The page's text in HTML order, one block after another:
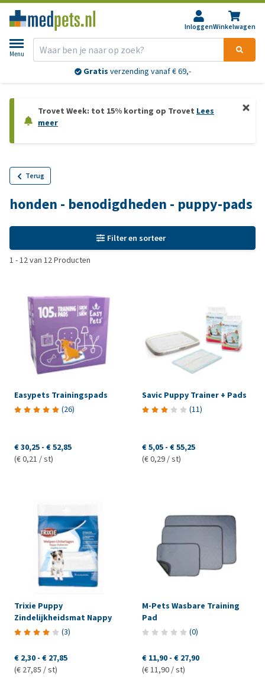
InloggenWinkelwagen
Menu
Gratis verzending vanaf € 69,-
Trovet Week: tot 15% korting op Trovet Lees
meer
Terug
honden - benodigdheden - puppy-pads
Filter en sorteer
1 -12van 12Producten
Easypets Trainingspads
(26)
€ 30,25 - € 52,85
(€ 0,21 / st)
Savic Puppy Trainer + Pads
(11)
€ 5,05 - € 55,25
(€ 0,29 / st)
Trixie Puppy
Zindelijkheidsmat Nappy
(3)
€ 2,30 - € 27,85
(€ 27,85 / st)
M-Pets Wasbare Training
Pad
(0)
€ 11,90 - € 27,90
(€ 11,90 / st)